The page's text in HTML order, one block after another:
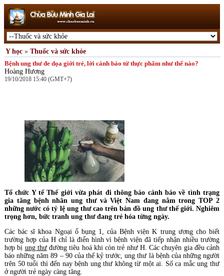
Y học » Thuốc và sức khỏe
Bệnh ung thư đe dọa giới trẻ, lời cảnh báo từ thực phẩm như thế nào?
Hoàng Hương
19/10/2018 15:40 (GMT+7)
Tổ chức Y tế Thế giới vừa phát đi thông báo cảnh báo về tình trạng
gia tăng bệnh nhân ung thư và Việt Nam đang nằm trong TOP 2
những nước có tỷ lệ ung thư cao trên bản đồ ung thư thế giới. Nghiêm
trọng hơn, bức tranh ung thư đang trẻ hóa từng ngày.
Các bác sĩ khoa Ngoại ổ bụng 1, của Bệnh viện K trung ương cho biết
trường hợp của H chỉ là điển hình vì bệnh viện đã tiếp nhận nhiều trường
hợp bị ung thưđường tiêu hoá khi còn trẻ như H. Các chuyên gia đều cảnh
báo những năm 89 – 90 của thế kỷ trước, ung thư là bệnh của những người
trên 50 tuổi thì đến nay bệnh ung thư không từ một ai. Số ca mắc ung thư
ở người trẻ ngày càng tăng.